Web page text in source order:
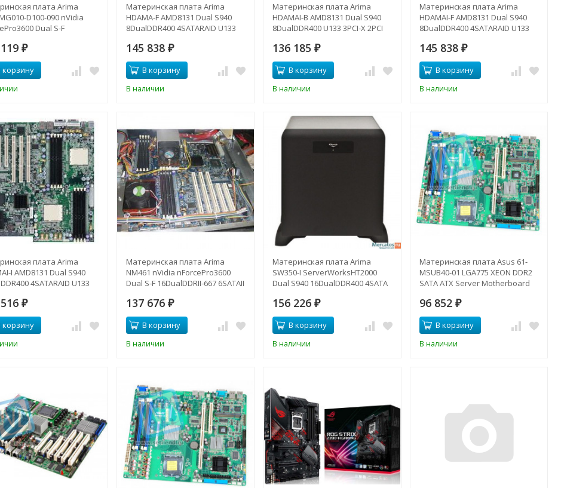
плата Arima
D100-090 nVidia
Dual S-F
GbLAN E-ATX 2000Mhz-
D100-090(NEW)
₽
корзину
Материнская плата Arima
HDAMA-F AMD8131 Dual S940
8DualDDR400 4SATARAID U133
1000Mhz-HDAMA-F(NEW)
145 838 ₽
В корзину
В наличии
Материнская плата Arima
HDAMAI-B AMD8131 Dual S940
8DualDDR400 U133 3PCI-X 2PCI
HDAMAI-B(NEW)
136 185₽
В корзину
В наличии
Материнская плата Arima
HDAMAI-F AMD8131 Dual S940
8DualDDR400 4SATARAID U133
1000Mhz-HDAMAI-F(NEW)
145 838 ₽
В корзину
В наличии
плата Arima
I AMD8131 Dual S940
4SATARAID U133
1000Mhz-HDAMAI-I(NEW)
₽
корзину
Материнская плата Arima
NM461 nVidia nForcePro3600
Dual S-F 16DualDDRII-667 6SATAII
2xGbLAN E-ATX 2000Mhz-
NM461(NEW)
137 676 ₽
В корзину
В наличии
Материнская плата Arima
SW350-I ServerWorksHT2000
Dual S940 16DualDDR400 4SATA
2xGbLAN E-ATX 1000Mhz-SW350-
I(NEW)
156 226₽
В корзину
В наличии
Материнская плата Asus 61-
MSUB40-01 LGA775 XEON DDR2
SATA ATX Server Motherboard
01(NEW)
96 852 ₽
В корзину
В наличии